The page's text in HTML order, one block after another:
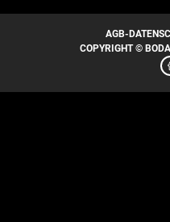
AGB-
COPYRIGHT ©